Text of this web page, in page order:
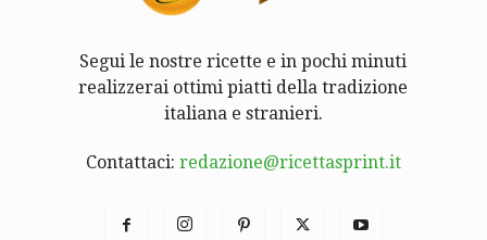
Segui le nostre ricette e in pochi minuti
realizzerai ottimi piatti della tradizione
italiana e stranieri.
Contattaci: redazione@ricettasprint.it